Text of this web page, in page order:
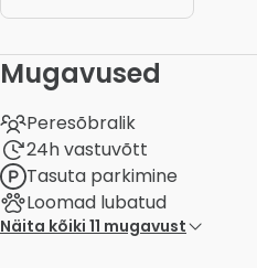
Mugavused
Peresõbralik
24h vastuvõtt
Tasuta parkimine
Loomad lubatud
Näita kõiki 11 mugavust